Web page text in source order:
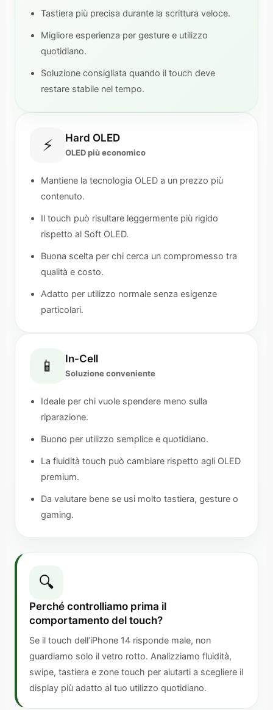
Tastiera più precisa durante la scrittura veloce.
Migliore esperienza per gesture e utilizzo
quotidiano.
Soluzione consigliata quando il touch deve
restare stabile nel tempo.
⚡ Hard OLED
OLED più economico
Mantiene la tecnologia OLED a un prezzo più
contenuto.
Il touch può risultare leggermente più rigido
rispetto al Soft OLED.
Buona scelta per chi cerca un compromesso tra
qualità e costo.
Adatto per utilizzo normale senza esigenze
particolari.
📱 In-Cell
Soluzione conveniente
Ideale per chi vuole spendere meno sulla
riparazione.
Buono per utilizzo semplice e quotidiano.
La fluidità touch può cambiare rispetto agli OLED
premium.
Da valutare bene se usi molto tastiera, gesture o
gaming.
🔍
Perché controlliamo prima il
comportamento del touch?
Se il touch dell’iPhone 14 risponde male, non
guardiamo solo il vetro rotto. Analizziamo fluidità,
swipe, tastiera e zone touch per aiutarti a scegliere il
display più adatto al tuo utilizzo quotidiano.